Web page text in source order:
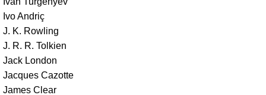
Ivo Andriç
J. K. Rowling
J. R. R. Tolkien
Jack London
Jacques Cazotte
James Clear